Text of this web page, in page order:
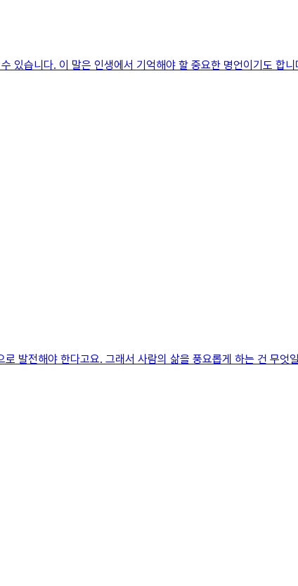
있습니다. 이 말은 인생에서 기억해야 할 중요한 명언이기도 합
발전해야 한다고요. 그래서 사람의 삶을 풍요롭게 하는 건 무엇